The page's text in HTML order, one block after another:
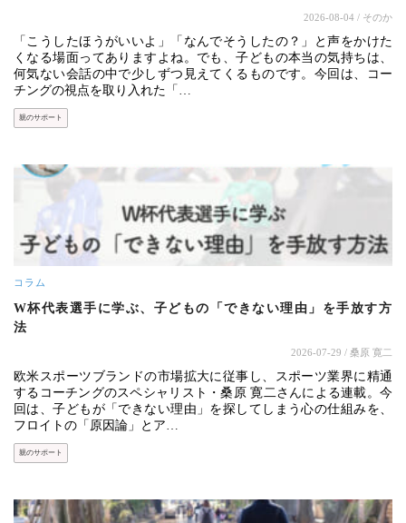
2026-08-04 / そのか
「こうしたほうがいいよ」「なんでそうしたの？」と声をかけた
くなる場面ってありますよね。でも、子どもの本当の気持ちは、
何気ない会話の中で少しずつ見えてくるものです。今回は、コー
チングの視点を取り入れた「…
親のサポート
コラム
W杯代表選手に学ぶ、子どもの「できない理由」を手放す方
法
2026-07-29 / 桑原 寛二
欧米スポーツブランドの市場拡大に従事し、スポーツ業界に精通
するコーチングのスペシャリスト・桑原 寛二さんによる連載。今
回は、子どもが「できない理由」を探してしまう心の仕組みを、
フロイトの「原因論」とア…
親のサポート